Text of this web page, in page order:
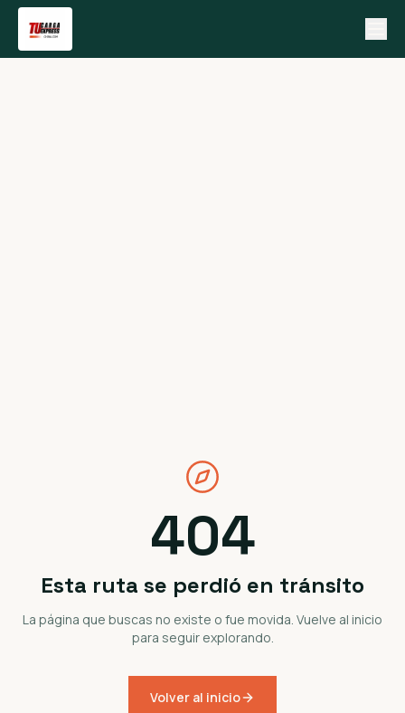
404
Esta ruta se perdió en tránsito
La página que buscas no existe o fue movida. Vuelve al inicio
para seguir explorando.
Volver al inicio